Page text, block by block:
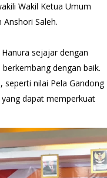
Wakil Ketua Umum
Saleh.
sejajar dengan
dengan baik.
nilai Pela Gandong
dapat memperkuat